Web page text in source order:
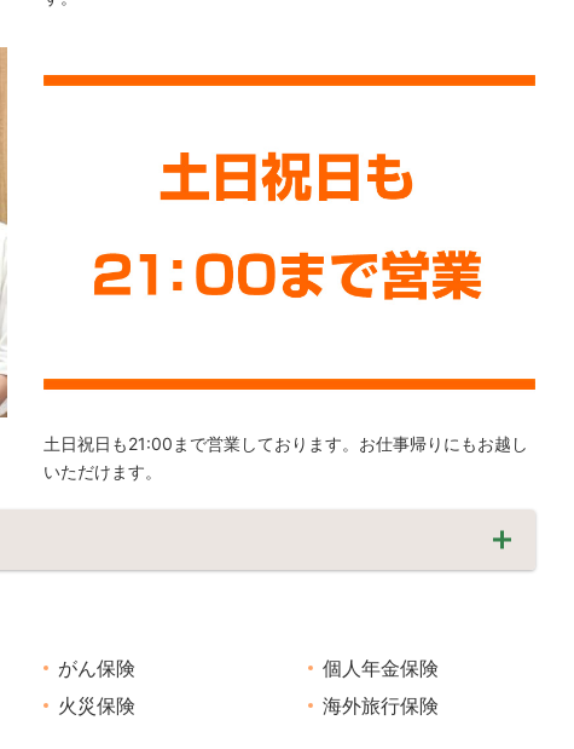
土日祝日も21:00まで営業しております。お仕事帰りにもお越し
いただけます。
がん保険
個人年金保険
火災保険
海外旅行保険